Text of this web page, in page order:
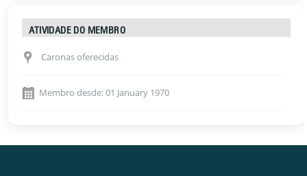
ATIVIDADE DO MEMBRO
Caronas oferecidas
Membro desde: 01 January 1970